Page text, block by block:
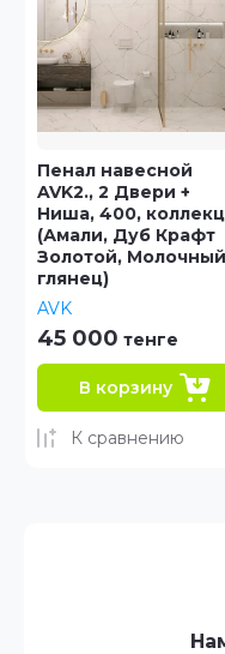
Пенал Аквародос
IRON-LOFT 40 (R.L)
консоль Sevilya
Аква Родос
108 800 тенге
В корзину
К сравнению